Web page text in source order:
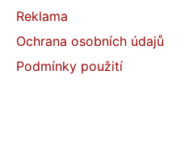
Reklama
Ochrana osobních údajů
Podmínky použití